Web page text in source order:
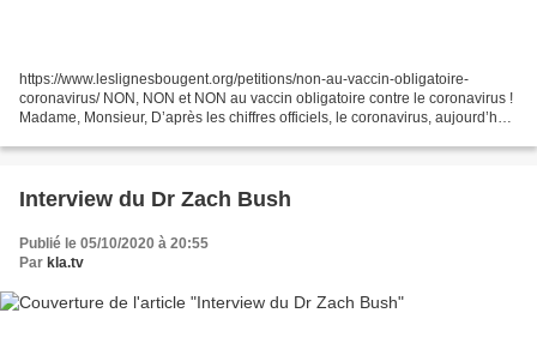
https://www.leslignesbougent.org/petitions/non-au-vaccin-obligatoire-
coronavirus/ NON, NON et NON au vaccin obligatoire contre le coronavirus !
Madame, Monsieur, D’après les chiffres officiels, le coronavirus, aujourd’hui,
Interview du Dr Zach Bush
Publié le 05/10/2020 à 20:55
Par kla.tv